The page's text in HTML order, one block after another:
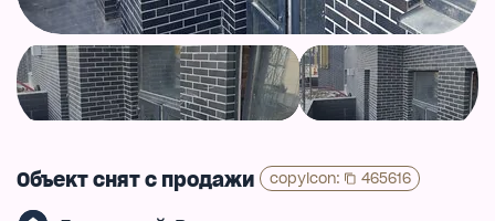
Объект снят с продажи copyIcon: 465616